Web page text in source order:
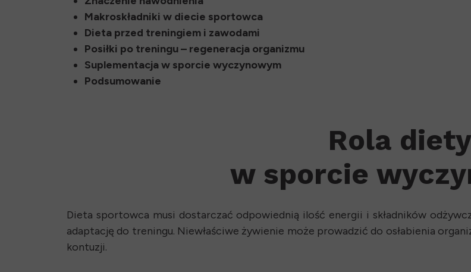
Makroskładniki w diecie sportowca
Dieta przed treningiem i zawodami
Posiłki po treningu – regeneracja organizmu
Suplementacja w sporcie wyczynowym
Podsumowanie
Rola diety
w sporcie
Dieta sportowca musi dostarczać odpowiednią ilość energii i składników
adaptację do treningu. Niewłaściwe żywienie może prowadzić do osłabienia
kontuzji.